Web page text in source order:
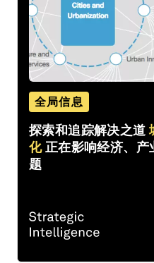
全局信息
探索和追踪解决之道
化 正在影响经济、产
题